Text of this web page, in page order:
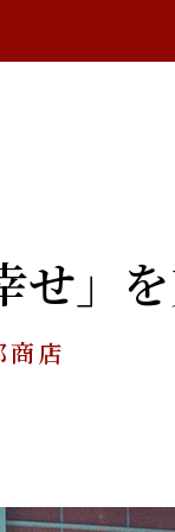
」
商店